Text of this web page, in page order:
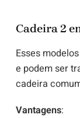
Cadeira 2
Esses
e podem ser
cadeira
Vantagens: